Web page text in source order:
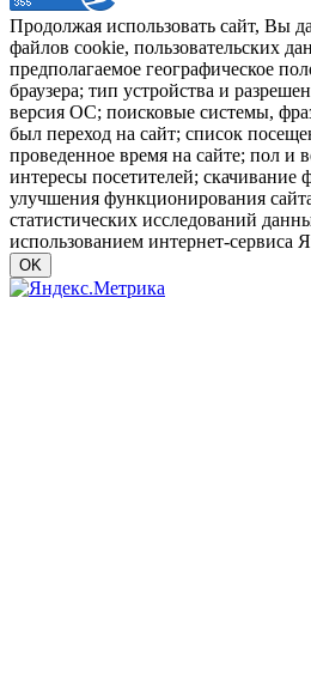
Продолжая использовать сайт, Вы
файлов cookie, пользовательских
предполагаемое географическое
браузера; тип устройства и
версия ОС; поисковые системы,
был переход на сайт; список
проведенное время на сайте; пол и
интересы посетителей; скачивание
улучшения функционирования
статистических исследований
использованием интернет-сервиса
OK